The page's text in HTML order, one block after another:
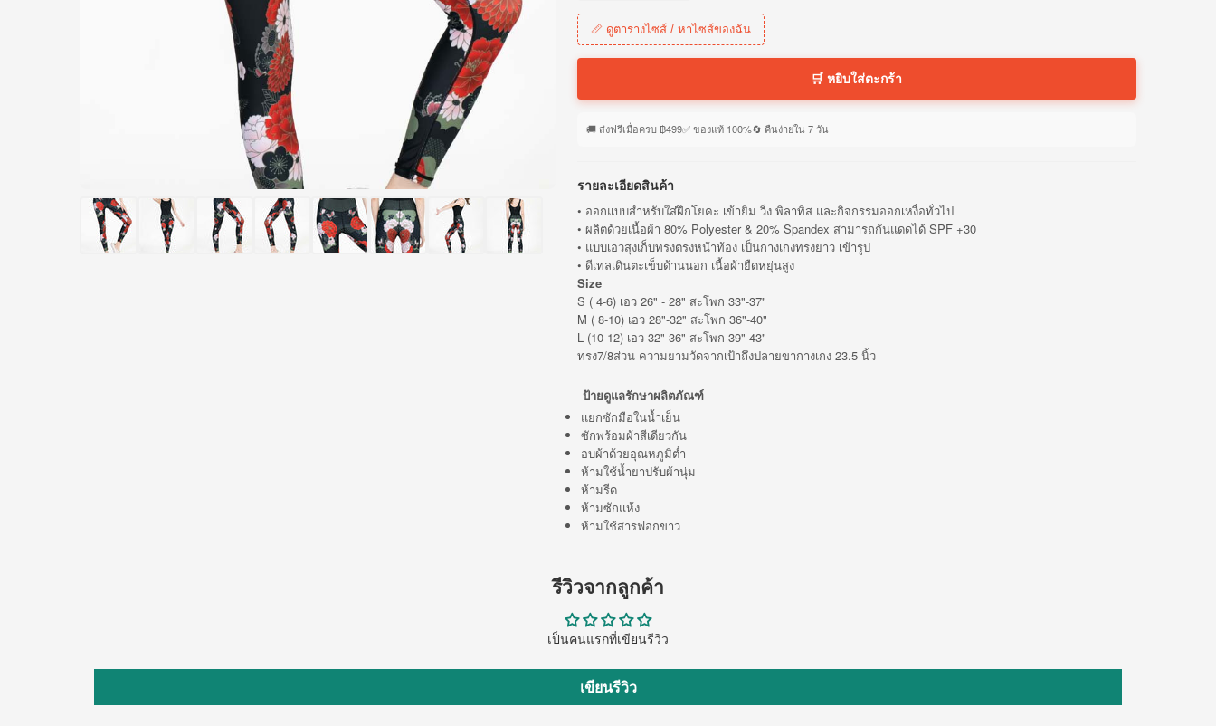
📏 ดูตารางไซส์ / หาไซส์ของฉัน
🛒 หยิบใส่ตะกร้า
🚚 ส่งฟรีเมื่อครบ ฿499✅ ของแท้ 100%🔄 คืนง่ายใน 7 วัน
รายละเอียดสินค้า
• ออกแบบสำหรับใส่ฝึกโยคะ เข้ายิม วิ่ง พิลาทิส และกิจกรรมออกเหงื่อทั่วไป
• ผลิตด้วยเนื้อผ้า 80% Polyester & 20% Spandex สามารถกันแดดได้ SPF +30
• แบบเอวสุงเก็บทรงตรงหน้าท้อง เป็นกางเกงทรงยาว เข้ารูป
• ดีเทลเดินตะเข็บด้านนอก เนื้อผ้ายืดหยุ่นสูง
Size
S ( 4-6) เอว 26" - 28" สะโพก 33"-37"
M ( 8-10) เอว 28"-32" สะโพก 36"-40"
L (10-12) เอว 32"-36" สะโพก 39"-43"
ทรง7/8ส่วน ความยามวัดจากเป้าถึงปลายขากางเกง 23.5 นิ้ว
ป้ายดูแลรักษาผลิตภัณฑ์
แยกซักมือในน้ำเย็น
ซักพร้อมผ้าสีเดียวกัน
อบผ้าด้วยอุณหภูมิต่ำ
ห้ามใช้น้ำยาปรับผ้านุ่ม
ห้ามรีด
ห้ามซักแห้ง
ห้ามใช้สารฟอกขาว
รีวิวจากลูกค้า
เป็นคนแรกที่เขียนรีวิว
เขียนรีวิว